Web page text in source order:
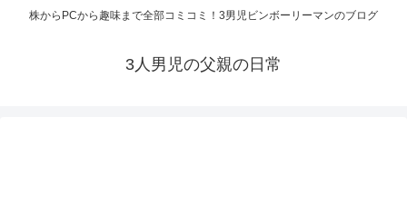
株からPCから趣味まで全部コミコミ！3男児ビンボーリーマンのブログ
3人男児の父親の日常